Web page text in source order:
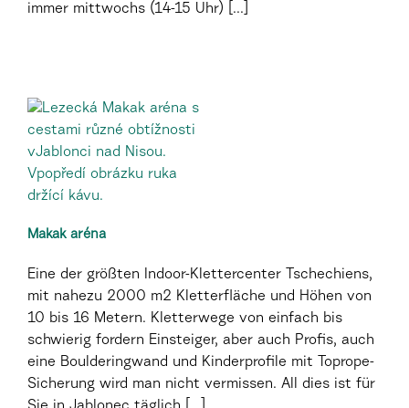
immer mittwochs (14-15 Uhr) [...]
Makak aréna
Eine der größten Indoor-Klettercenter Tschechiens,
mit nahezu 2000 m2 Kletterfläche und Höhen von
10 bis 16 Metern. Kletterwege von einfach bis
schwierig fordern Einsteiger, aber auch Profis, auch
eine Boulderingwand und Kinderprofile mit Toprope-
Sicherung wird man nicht vermissen. All dies ist für